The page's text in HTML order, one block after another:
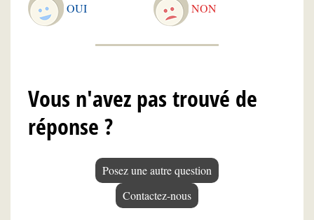
OUI NON
Vous n'avez pas trouvé de
réponse ?
Posez une autre question
Contactez-nous